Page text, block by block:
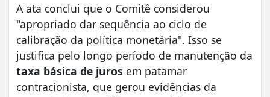
A ata conclui que o Comitê considerou
"apropriado dar sequência ao ciclo de
calibração da política monetária". Isso se
justifica pelo longo período de manutenção da
taxa básica de juros em patamar
contracionista, que gerou evidências da